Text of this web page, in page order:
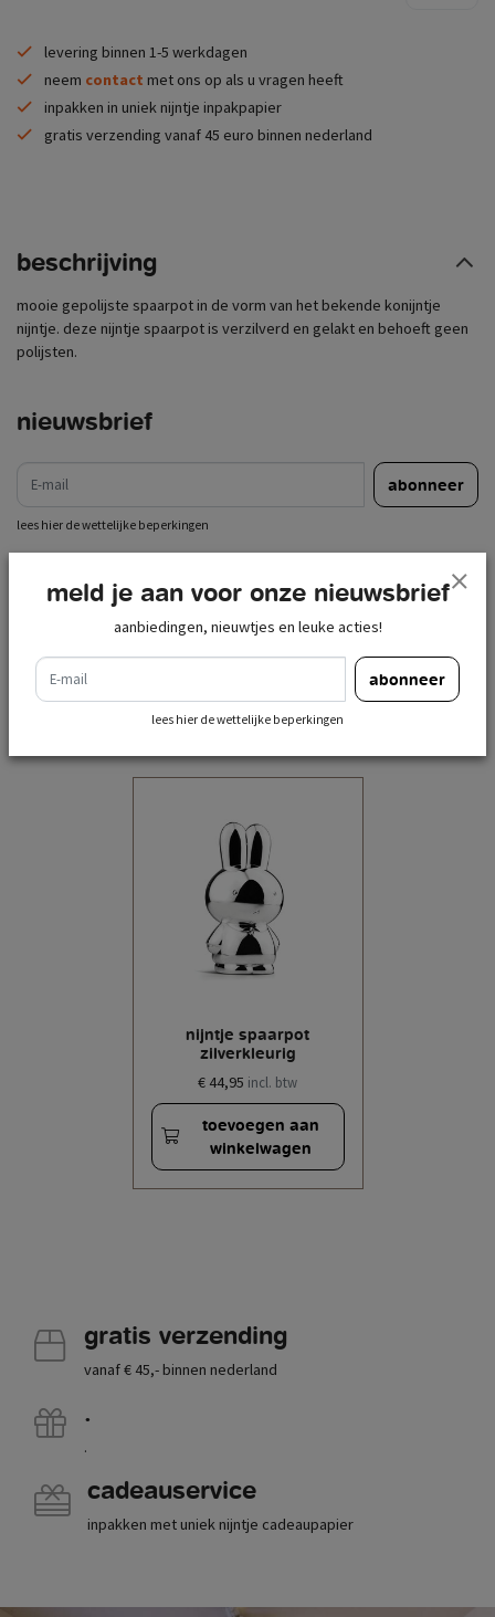
levering binnen 1-5 werkdagen
neem contact met ons op als u vragen heeft
inpakken in uniek nijntje inpakpapier
gratis verzending vanaf 45 euro binnen nederland
beschrijving
mooie gepolijste spaarpot in de vorm van het bekende konijntje
nijntje. deze nijntje spaarpot is verzilverd en gelakt en behoeft geen
polijsten.
nieuwsbrief
abonneer
lees hier de wettelijke beperkingen
recent bekeken
nijntje spaarpot
zilverkleurig
€ 44,95 incl. btw
toevoegen aan
winkelwagen
gratis verzending
vanaf € 45,- binnen nederland
.
.
cadeauservice
inpakken met uniek nijntje cadeaupapier
meld je aan voor onze nieuwsbrief
aanbiedingen, nieuwtjes en leuke acties!
e-mail
abonneer
lees hier de wettelijke beperkingen